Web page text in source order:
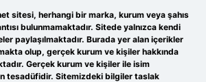
sitesi, herhangi bir marka, kurum veya şahıs
bulunmamaktadır. Sitede yalnızca kendi
paylaşılmaktadır. Burada yer alan içerikler
olup, gerçek kurum ve kişiler hakkında
Gerçek kurum ve kişiler ile isim
tesadüfidir. Sitemizdeki bilgiler taslak